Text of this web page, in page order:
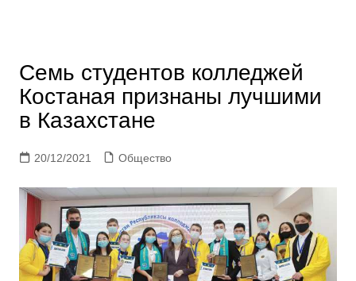
Семь студентов колледжей
Костаная признаны лучшими
в Казахстане
20/12/2021 Общество